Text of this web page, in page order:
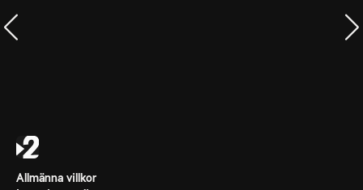
Allmänna villkor